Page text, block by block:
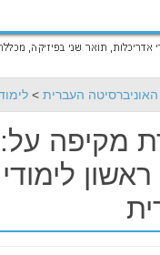
האוניברסיטה העברית >
מקיפה על: